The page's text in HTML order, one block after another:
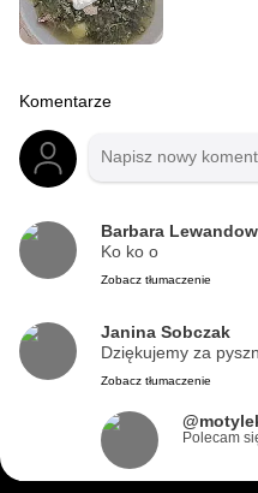
Komentarze
Barbara
Ko ko o
Zobacz tłumaczenie
Janina Sobczak
Dziękujemy za
Zobacz tłumaczenie
Polecam